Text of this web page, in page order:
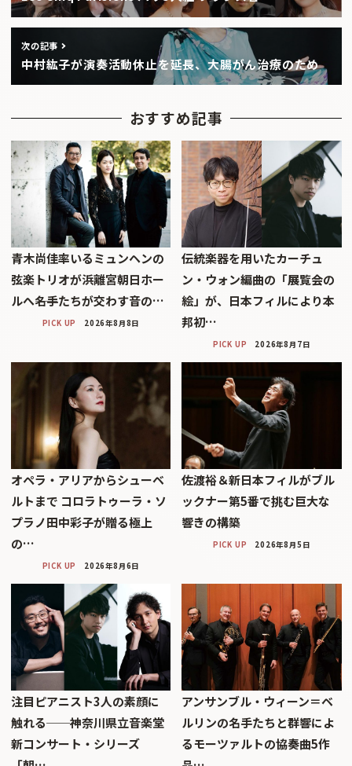
次の記事
中村紘子が演奏活動休止を延長、大腸がん治療のため
おすすめ記事
青木尚佳率いるミュンヘンの
弦楽トリオが浜離宮朝日ホー
ルへ――名手たちが交わす音の…
PICK UP 2026年8月8日
伝統楽器を用いたカーチュ
ン・ウォン編曲の「展覧会の
絵」が、日本フィルにより本
邦初…
PICK UP 2026年8月7日
オペラ・アリアからシューベ
ルトまで コロラトゥーラ・ソ
プラノ田中彩子が贈る極上
の…
PICK UP 2026年8月6日
佐渡裕＆新日本フィルがブル
ックナー第5番で挑む巨大な
響きの構築
PICK UP 2026年8月5日
注目ピアニスト3人の素顔に
触れる──神奈川県立音楽堂
新コンサート・シリーズ
アンサンブル・ウィーン＝ベ
ルリンの名手たちと群響によ
るモーツァルトの協奏曲5作